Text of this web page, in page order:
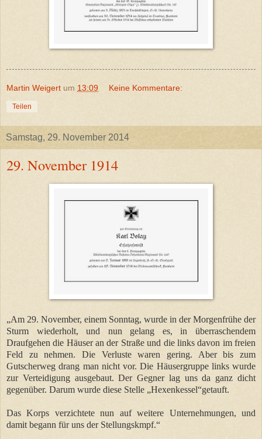
Martin Weigert um 13:09 Keine Kommentare:
Teilen
Samstag, 29. November 2014
29. November 1914
„Am 29. November, einem Sonntag, wurde in der Morgenfrühe der
Sturm wiederholt, und nun gelang es, in überraschendem
Draufgehen die Häuser an der Straße und die links davon im freien
Feld zu nehmen. Die Verluste waren gering. Aber bis zum
Gutscherweg drang man nicht vor. Die Häusergruppe links wurde
zur Verteidigung ausgebaut. Der Gegner lag uns da ganz dicht
gegenüber. Darum wurde diese Stelle „Hexenkessel“getauft.
Das Korps verzichtete nun auf weitere Unternehmungen, und
damit begann für uns der Stellungskmpf.“